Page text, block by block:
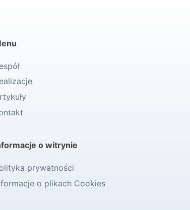
o witrynie
prywatności
o plikach Cookies